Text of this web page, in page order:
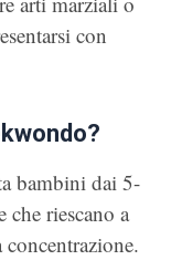
con
bambini dai 5-
riescano a